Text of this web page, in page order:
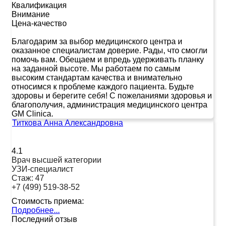
Квалификация
Внимание
Цена-качество
Благодарим за выбор медицинского центра и
оказанное специалистам доверие. Рады, что смогли
помочь вам. Обещаем и впредь удерживать планку
на заданной высоте. Мы работаем по самым
высоким стандартам качества и внимательно
относимся к проблеме каждого пациента. Будьте
здоровы и берегите себя! С пожеланиями здоровья и
благополучия, администрация медицинского центра
GM Clinica.
Титкова Анна Александровна
4.1
Врач высшей категории
УЗИ-специалист
Стаж: 47
+7 (499) 519-38-52
Стоимость приема:
Подробнее...
Последний отзыв